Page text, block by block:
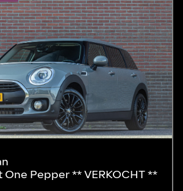
One Pepper ** VERKOCHT **